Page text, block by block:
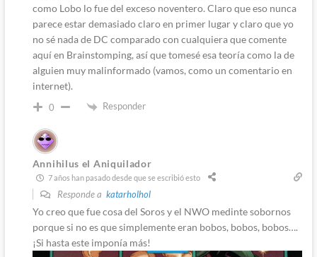
como Lobo lo fue del exceso noventero. Claro que eso nunca
parece estar demasiado claro en primer lugar y claro que yo
no sé nada de DC comparado con cualquiera que comente
aquí en Brainstomping, así que tomesé esa teoría como la de
alguien muy malinformado (vamos, como un comentario en
internet).
0 Responder
Annihilus el Aniquilador
7 años han pasado desde que se escribió esto
Responde a katarholhol
Yo creo que fue cosa del Soros y el NWO medinte sobornos
porque si no es que simplemente eran bobos, bobos, bobos….
¡Si hasta este imponía más!